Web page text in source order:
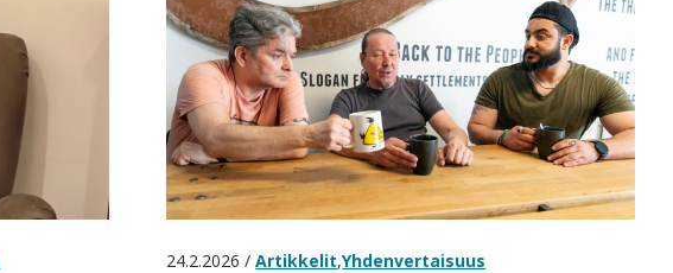
24.2.2026 /Artikkelit,Yhdenvertaisuus